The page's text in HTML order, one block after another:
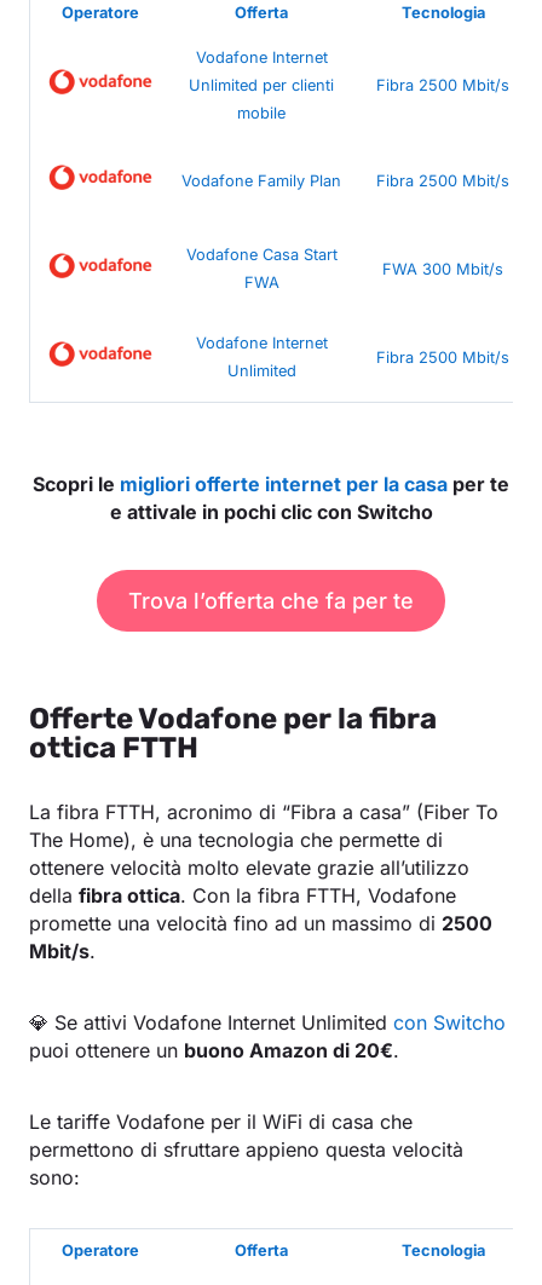
Operatore Offerta Tecnologia
Vodafone Internet
Unlimited per clienti
mobile
Fibra 2500 Mbit/s
Vodafone Family Plan Fibra 2500 Mbit/s
Vodafone Casa Start
FWA
FWA 300 Mbit/s
Vodafone Internet
Unlimited
Fibra 2500 Mbit/s
Scopri le migliori offerte internet per la casa per te
e attivale in pochi clic con Switcho
Trova l’offerta che fa per te
Offerte Vodafone per la fibra
ottica FTTH
La fibra FTTH, acronimo di “Fibra a casa” (Fiber To
The Home), è una tecnologia che permette di
ottenere velocità molto elevate grazie all’utilizzo
della fibra ottica. Con la fibra FTTH, Vodafone
promette una velocità fino ad un massimo di 2500
Mbit/s.
💎 Se attivi Vodafone Internet Unlimited con Switcho
puoi ottenere un buono Amazon di 20€.
Le tariffe Vodafone per il WiFi di casa che
permettono di sfruttare appieno questa velocità
sono:
Operatore Offerta Tecnologia